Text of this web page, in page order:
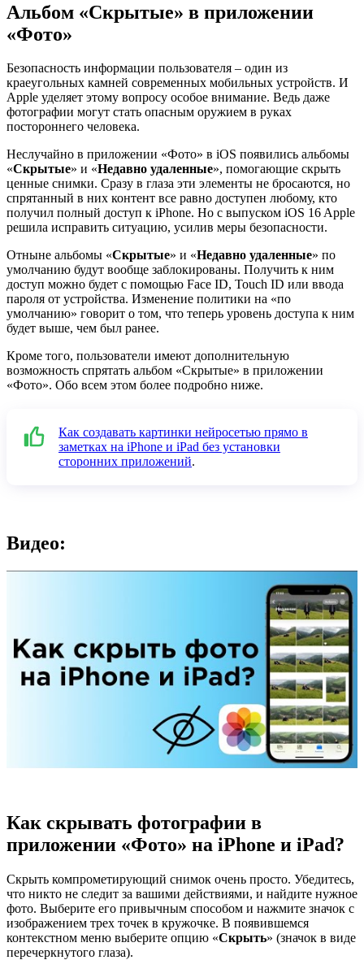
Альбом «Скрытые» в приложении
«Фото»
Безопасность информации пользователя – один из
краеугольных камней современных мобильных устройств. И
Apple уделяет этому вопросу особое внимание. Ведь даже
фотографии могут стать опасным оружием в руках
постороннего человека.
Неслучайно в приложении «Фото» в iOS появились альбомы
«Скрытые» и «Недавно удаленные», помогающие скрыть
ценные снимки. Сразу в глаза эти элементы не бросаются, но
спрятанный в них контент все равно доступен любому, кто
получил полный доступ к iPhone. Но с выпуском iOS 16 Apple
решила исправить ситуацию, усилив меры безопасности.
Отныне альбомы «Скрытые» и «Недавно удаленные» по
умолчанию будут вообще заблокированы. Получить к ним
доступ можно будет с помощью Face ID, Touch ID или ввода
пароля от устройства. Изменение политики на «по
умолчанию» говорит о том, что теперь уровень доступа к ним
будет выше, чем был ранее.
Кроме того, пользователи имеют дополнительную
возможность спрятать альбом «Скрытые» в приложении
«Фото». Обо всем этом более подробно ниже.
Как создавать картинки нейросетью прямо в
заметках на iPhone и iPad без установки
сторонних приложений.
Видео:
Как скрывать фотографии в
приложении «Фото» на iPhone и iPad?
Скрыть компрометирующий снимок очень просто. Убедитесь,
что никто не следит за вашими действиями, и найдите нужное
фото. Выберите его привычным способом и нажмите значок с
изображением трех точек в кружочке. В появившемся
контекстном меню выберите опцию «Скрыть» (значок в виде
перечеркнутого глаза).